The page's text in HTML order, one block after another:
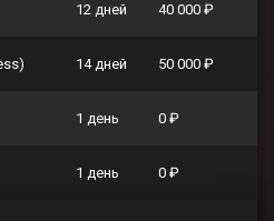
12 дней 40 000 ₽
14 дней 50 000 ₽
1 день 0 ₽
1 день 0 ₽